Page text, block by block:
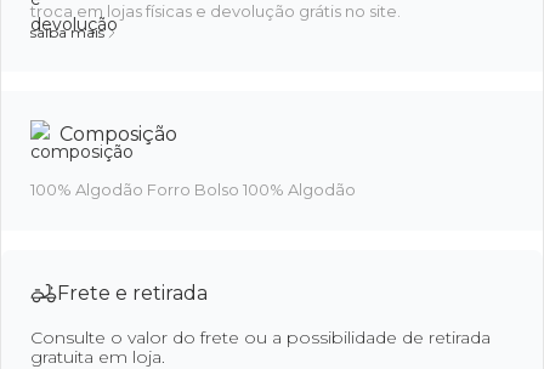
troca em lojas físicas e devolução grátis no site.
saiba mais
Composição
100% Algodão Forro Bolso 100% Algodão
Frete e retirada
Consulte o valor do frete ou a possibilidade de retirada
gratuita em loja.